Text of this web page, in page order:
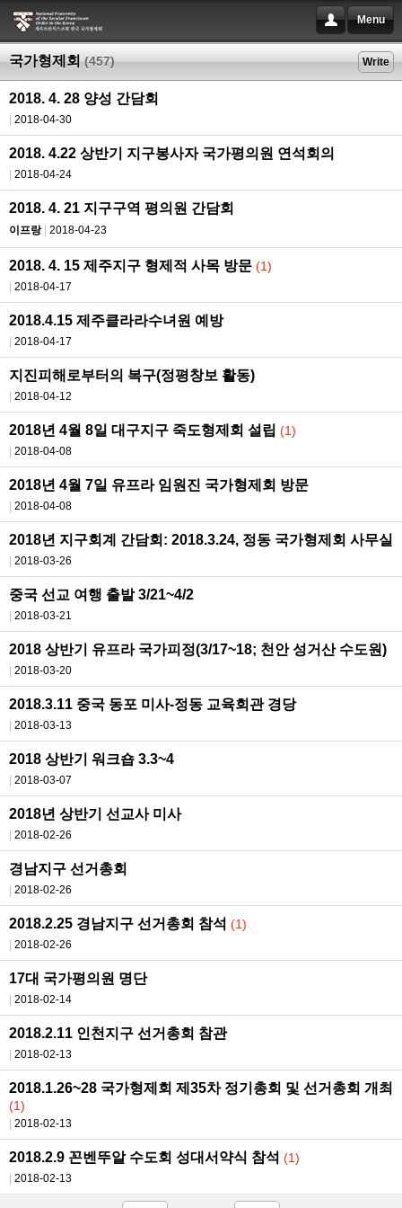
Menu
국가형제회 (457) Write
2018. 4. 28 양성 간담회
2018-04-30
2018. 4.22 상반기 지구봉사자 국가평의원 연석회의
2018-04-24
2018. 4. 21 지구구역 평의원 간담회
이프랑 2018-04-23
2018. 4. 15 제주지구 형제적 사목 방문 (1)
2018-04-17
2018.4.15 제주클라라수녀원 예방
2018-04-17
지진피해로부터의 복구(정평창보 활동)
2018-04-12
2018년 4월 8일 대구지구 죽도형제회 설립 (1)
2018-04-08
2018년 4월 7일 유프라 임원진 국가형제회 방문
2018-04-08
2018년 지구회계 간담회: 2018.3.24, 정동 국가형제회 사무실
2018-03-26
중국 선교 여행 출발 3/21~4/2
2018-03-21
2018 상반기 유프라 국가피정(3/17~18; 천안 성거산 수도원)
2018-03-20
2018.3.11 중국 동포 미사-정동 교육회관 경당
2018-03-13
2018 상반기 워크숍 3.3~4
2018-03-07
2018년 상반기 선교사 미사
2018-02-26
경남지구 선거총회
2018-02-26
2018.2.25 경남지구 선거총회 참석 (1)
2018-02-26
17대 국가평의원 명단
2018-02-14
2018.2.11 인천지구 선거총회 참관
2018-02-13
2018.1.26~28 국가형제회 제35차 정기총회 및 선거총회 개최
(1)
2018-02-13
2018.2.9 꼰벤뚜알 수도회 성대서약식 참석 (1)
2018-02-13